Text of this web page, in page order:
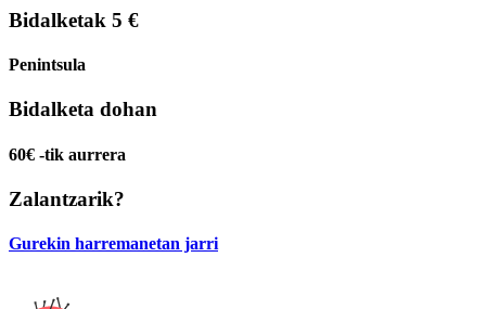
Bidalketak 5 €
Penintsula
Bidalketa dohan
60€ -tik aurrera
Zalantzarik?
Gurekin harremanetan jarri